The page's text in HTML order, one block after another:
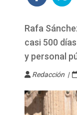
Rafa
casi 500
y personal
Redacción |